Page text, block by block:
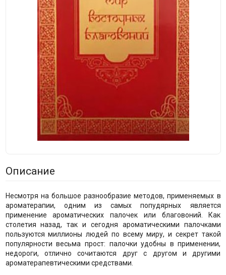
Описание
Несмотря на большое разнообразие методов, применяемых в
ароматерапии, одним из самых попудярных является
применение ароматических палочек или благовоний. Как
столетия назад, так и сегодня ароматическими палочками
пользуются миллионы людей по всему миру, и секрет такой
популярности весьма прост: палочки удобны в применении,
недороги, отлично сочитаются друг с другом и другими
ароматерапевтическими средствами.